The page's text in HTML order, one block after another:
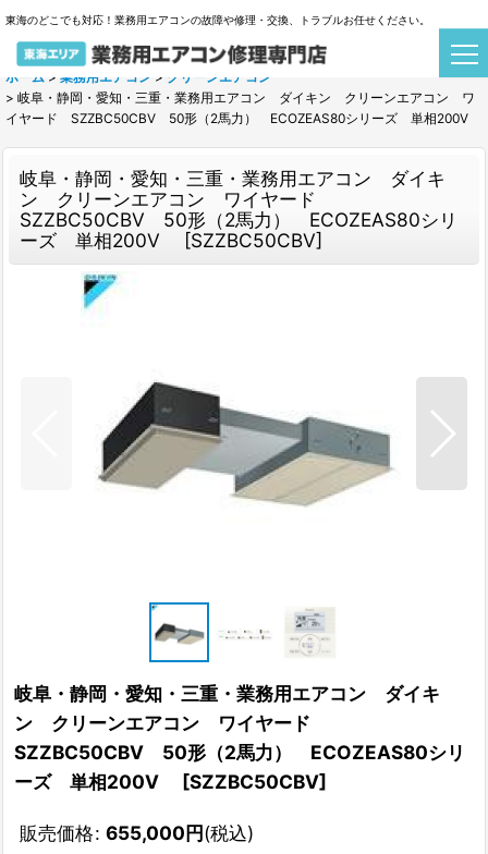
東海のどこでも対応！業務用エアコンの故障や修理・交換、トラブルお任せください。
ホーム > 業務用エアコン > クリーンエアコン
> 岐阜・静岡・愛知・三重・業務用エアコン ダイキン クリーンエアコン ワ
イヤード SZZBC50CBV 50形（2馬力） ECOZEAS80シリーズ 単相200V
岐阜・静岡・愛知・三重・業務用エアコン ダイキ
ン クリーンエアコン ワイヤード
SZZBC50CBV 50形（2馬力） ECOZEAS80シリ
ーズ 単相200V
[SZZBC50CBV]
岐阜・静岡・愛知・三重・業務用エアコン ダイキ
ン クリーンエアコン ワイヤード
SZZBC50CBV 50形（2馬力） ECOZEAS80シリ
ーズ 単相200V
[SZZBC50CBV]
販売価格: 655,000円(税込)